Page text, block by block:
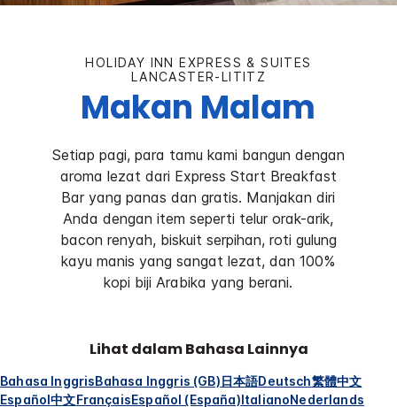
HOLIDAY INN EXPRESS & SUITES
LANCASTER-LITITZ
Makan Malam
Setiap pagi, para tamu kami bangun dengan
aroma lezat dari Express Start Breakfast
Bar yang panas dan gratis. Manjakan diri
Anda dengan item seperti telur orak-arik,
bacon renyah, biskuit serpihan, roti gulung
kayu manis yang sangat lezat, dan 100%
kopi biji Arabika yang berani.
Lihat dalam Bahasa Lainnya
Bahasa InggrisBahasa Inggris (GB)日本語Deutsch繁體中文
Español中文FrançaisEspañol (España)ItalianoNederlands